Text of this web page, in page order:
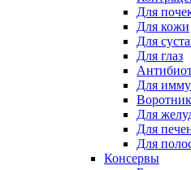
Для
Для кожи
Для
Для глаз
Для
Для
Для
Для
Консервы